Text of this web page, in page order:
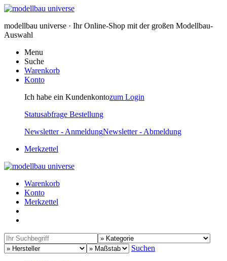
modellbau universe · Ihr Online-Shop mit der großen Modellbau-
Auswahl
Menu
Suche
Warenkorb
Konto
Ich habe ein Kundenkontozum Login
Statusabfrage Bestellung
Newsletter - AnmeldungNewsletter - Abmeldung
Merkzettel
Warenkorb
Konto
Merkzettel
Suchen